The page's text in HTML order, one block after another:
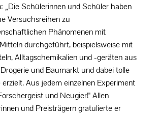
„Die Schülerinnen und Schüler haben
Versuchsreihen zu
Phänomenen mit
durchgeführt, beispielsweise mit
Alltagschemikalien und -geräten aus
und Baumarkt und dabei tolle
erzielt. Aus jedem einzelnen Experiment
und Neugier!" Allen
und Preisträgern gratulierte er